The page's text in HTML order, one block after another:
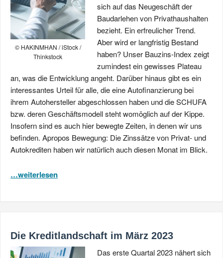
© HAKINMHAN / iStock /
Thinkstock
sich auf das Neugeschäft der
Baudarlehen von Privathaushalten
bezieht. Ein erfreulicher Trend.
Aber wird er langfristig Bestand
haben? Unser Bauzins-Index zeigt
zumindest ein gewisses Plateau
an, was die Entwicklung angeht. Darüber hinaus gibt es ein
interessantes Urteil für alle, die eine Autofinanzierung bei
ihrem Autohersteller abgeschlossen haben und die SCHUFA
bzw. deren Geschäftsmodell steht womöglich auf der Kippe.
Insofern sind es auch hier bewegte Zeiten, in denen wir uns
befinden. Apropos Bewegung: Die Zinssätze von Privat- und
Autokrediten haben wir natürlich auch diesen Monat im Blick.
…weiterlesen
Die Kreditlandschaft im März 2023
Das erste Quartal 2023 nähert sich